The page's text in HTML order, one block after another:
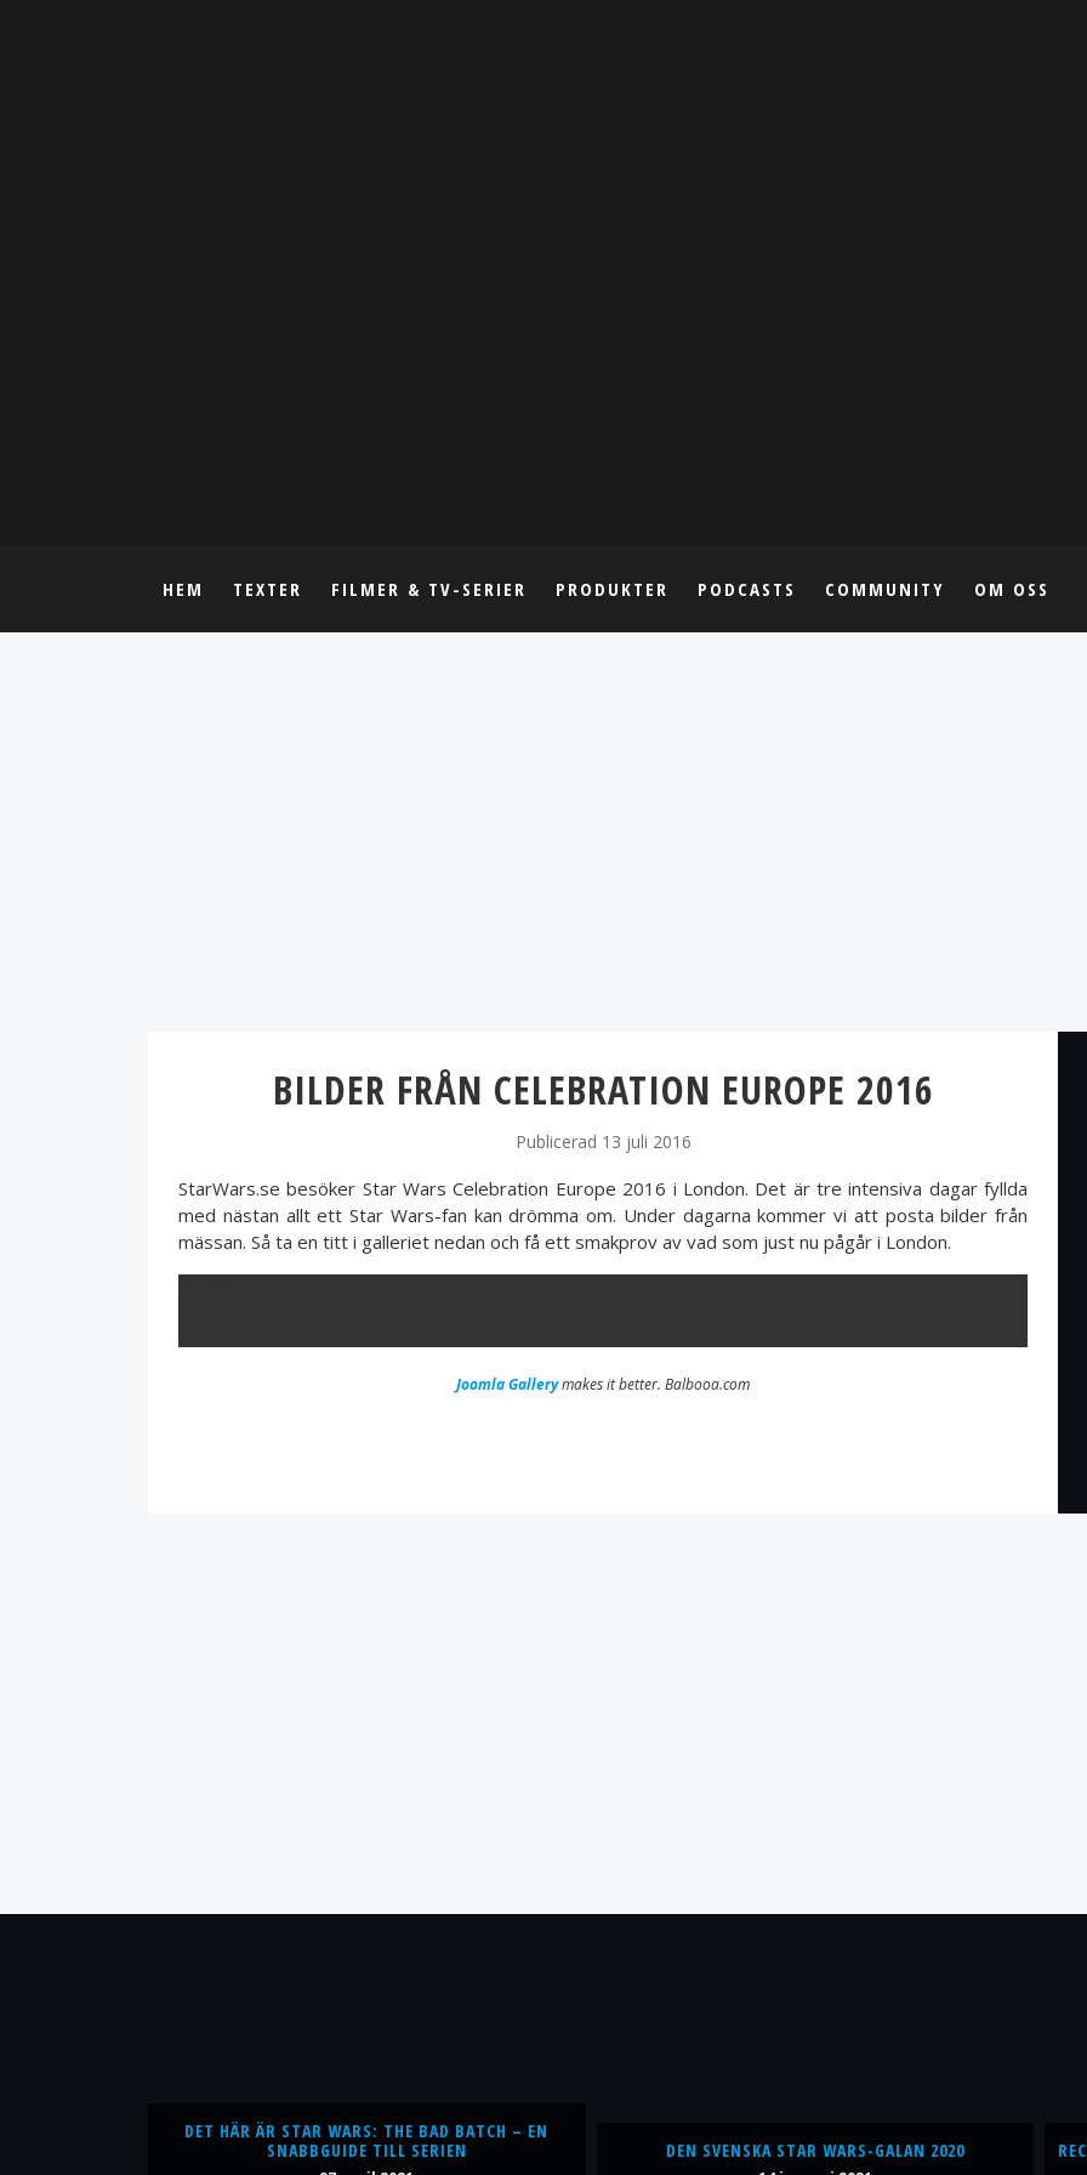
HEM TEXTER FILMER & TV-SERIER PRODUKTER PODCASTS COMMUNITY OM OSS
BILDER FRÅN CELEBRATION EUROPE 2016
Publicerad 13 juli 2016
StarWars.se besöker Star Wars Celebration Europe 2016 i London. Det är tre intensiva dagar fyllda
med nästan allt ett Star Wars-fan kan drömma om. Under dagarna kommer vi att posta bilder från
mässan. Så ta en titt i galleriet nedan och få ett smakprov av vad som just nu pågår i London.
Joomla Gallerymakes it better. Balbooa.com
DET HÄR ÄR STAR WARS: THE BAD BATCH – EN
SNABBGUIDE TILL SERIEN
DEN SVENSKA STAR WARS-GALAN 2020